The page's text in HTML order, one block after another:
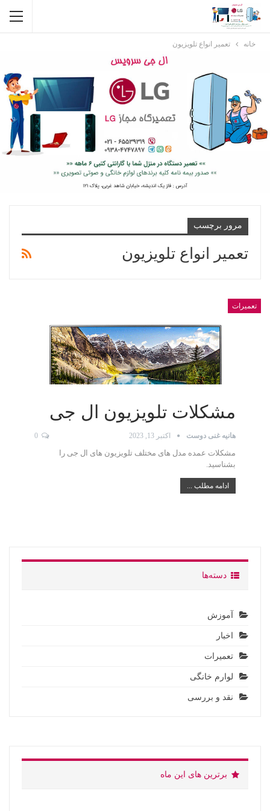
خانه تعمیر انواع تلویزیون
مرور برچسب
تعمیر انواع تلویزیون
تعمیرات
مشکلات تلویزیون ال جی
هانیه غنی دوست اکتبر 13, 2023 0
مشکلات عمده مدل های مختلف تلویزیون‌ های ال جی را
بشناسید.
ادامه مطلب ...
دسته‌ها
آموزش
اخبار
تعمیرات
لوارم خانگی
نقد و بررسی
برترین های این ماه